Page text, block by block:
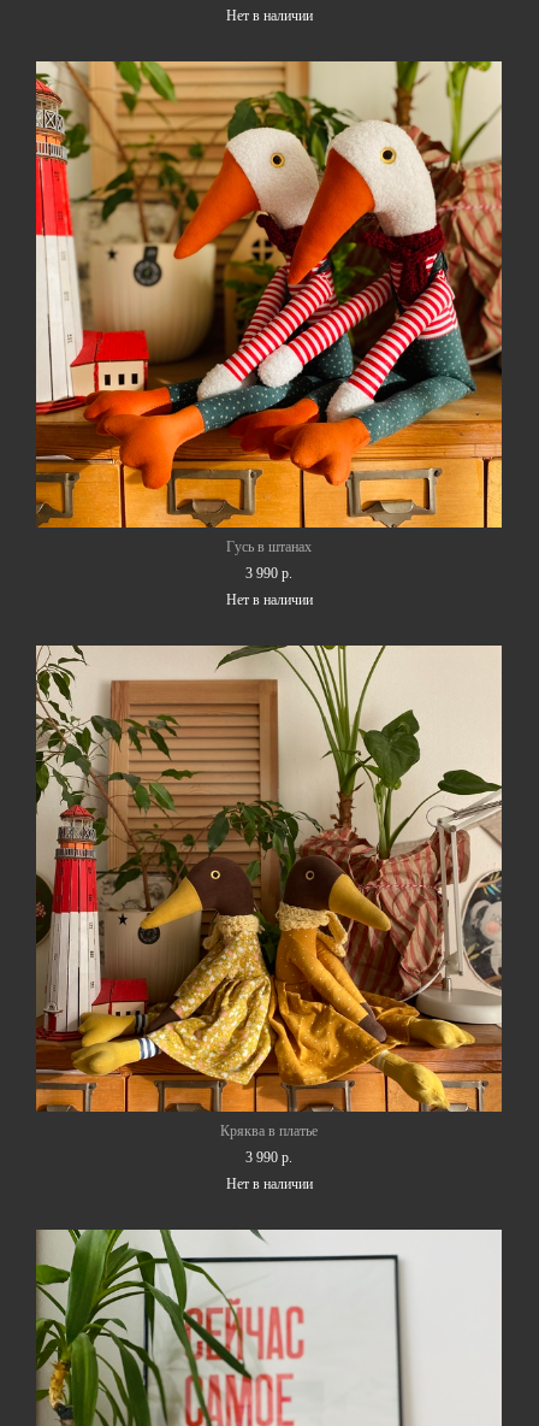
Нет в наличии
Гусь в штанах
3 990 p.
Нет в наличии
Кряква в платье
3 990 p.
Нет в наличии